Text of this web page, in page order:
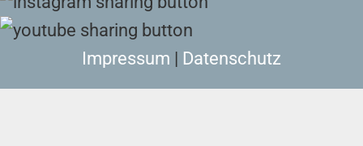
Impressum Datenschutz